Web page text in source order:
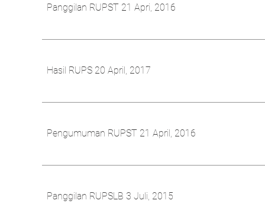
Panggilan RUPST 21 Apri, 2016
Hasil RUPS 20 April, 2017
Pengumuman RUPST 21 April, 2016
Panggilan RUPSLB 3 Juli, 2015